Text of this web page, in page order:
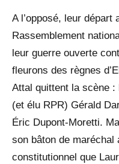
A l’opposé, leur départ
Rassemblement
leur guerre ouverte
fleurons des règnes
Attal quittent la scène :
(et élu RPR) Gérald
Éric Dupont-Moretti.
son bâton de maréchal
constitutionnel que